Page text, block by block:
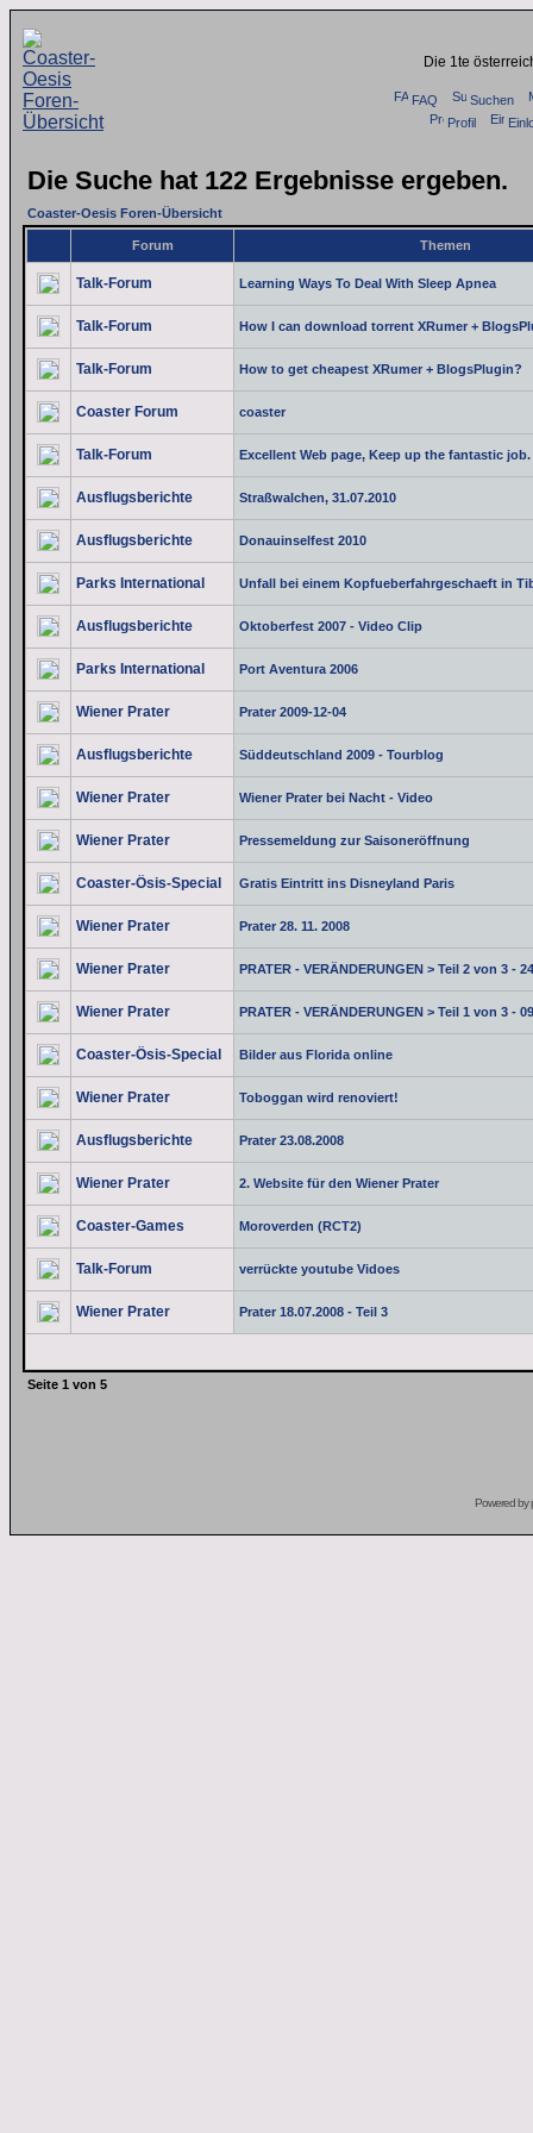
Die 1te
FAQ
Suchen
Profil
Die Suche hat 122 Ergebnisse ergeben.
Coaster-Oesis Foren-Übersicht
Forum Themen
Talk-Forum Learning Ways To Deal With Sleep Apnea
Talk-Forum How I can download torrent XRumer +
Talk-Forum How to get cheapest XRumer + BlogsPlugin?
Coaster Forum coaster
Talk-Forum Excellent Web page, Keep up the fantastic job.
Ausflugsberichte Straßwalchen, 31.07.2010
Ausflugsberichte Donauinselfest 2010
Parks International Unfall bei einem Kopfueberfahrgeschaeft in
Ausflugsberichte Oktoberfest 2007 - Video Clip
Parks International Port Aventura 2006
Wiener Prater Prater 2009-12-04
Ausflugsberichte Süddeutschland 2009 - Tourblog
Wiener Prater Wiener Prater bei Nacht - Video
Wiener Prater Pressemeldung zur Saisoneröffnung
Coaster-Ösis-Special Gratis Eintritt ins Disneyland Paris
Wiener Prater Prater 28. 11. 2008
Wiener Prater PRATER - VERÄNDERUNGEN > Teil 2 von 3 -
Wiener Prater PRATER - VERÄNDERUNGEN > Teil 1 von 3 -
Coaster-Ösis-Special Bilder aus Florida online
Wiener Prater Toboggan wird renoviert!
Ausflugsberichte Prater 23.08.2008
Wiener Prater 2. Website für den Wiener Prater
Coaster-Games Moroverden (RCT2)
Talk-Forum verrückte youtube Vidoes
Wiener Prater Prater 18.07.2008 - Teil 3
Seite 1 von 5
Powered by